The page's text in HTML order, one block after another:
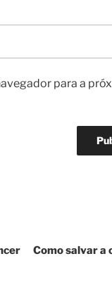
para a
Como salvar a